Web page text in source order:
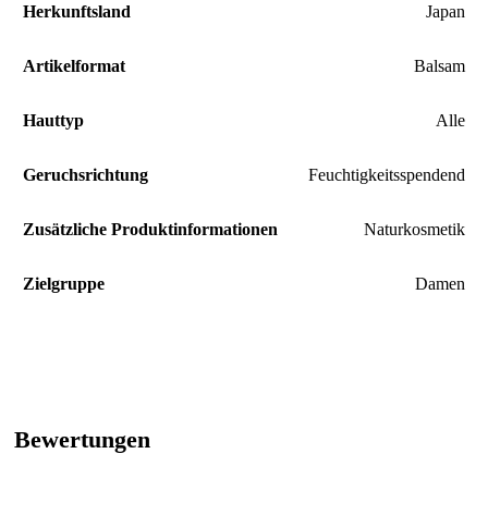
Herkunftsland ‎Japan
Artikelformat ‎Balsam
Hauttyp ‎Alle
Geruchsrichtung ‎Feuchtigkeitsspendend
Zusätzliche Produktinformationen ‎Naturkosmetik
Zielgruppe ‎Damen
Bewertungen